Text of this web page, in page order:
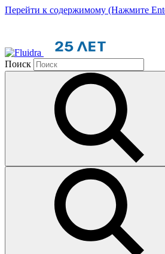
Перейти к содержимому (Нажмите
Поиск